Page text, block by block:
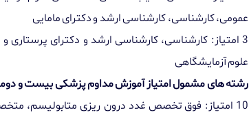
عمومی، کارشناسی، کارشناسی ارشد و دکترای مامایی
3 امتیاز: کارشناسی، کارشناسی ارشد و دکترای
علوم آزمایشگاهی
رشته های مشمول امتیاز آموزش مداوم پزشکی بیست و
10 امتیاز: فوق تخصص غدد درون ریزی متابولیسم،